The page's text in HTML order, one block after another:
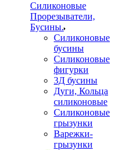
Силиконовые
Прорезыватели,
Бусины.
Силиконовые
бусины
Силиконовые
фигурки
3Д бусины
Дуги, Кольца
силиконовые
Силиконовые
грызунки
Варежки-
грызунки